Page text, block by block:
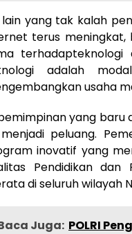
lain yang tak kalah
terus meningkat,
adalah
usaha
yang baru
peluang.
inovatif yang
Pendidikan
di seluruh wilayah
Juga: POLRI